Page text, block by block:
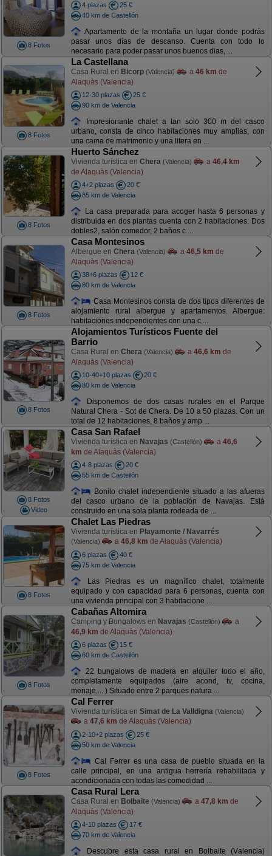
8 Fotos
4 plazas
25 €
40 km de Castellón
Apartamento de la montaña un lugar donde podrás
pasar unos días de descanso. Cuenta con todo lo
necesario para poder pasar unos buenos dias, ...
8 Fotos
La Castellana
Casa Rural en Bicorp (Valencia) a 46 km de
Alaquàs (Valencia)
12-30 plazas
25 €
90 km de Valencia
Impresionante chalet a tan solo 300 m del casco
urbano, consta de cinco habitaciones muy amplias, con
una cama de matrimonio y una litera en ...
8 Fotos
Huerto Sánchez
Vivienda turística en Chera (Valencia) a 46,4 km
de Alaquàs (Valencia)
4+2 plazas
20 €
85 km de Valencia
La casa preparada para acoger hasta 6 personas y
distribuida en dos plantas cuenta con 2 habitaciones: Dos
dobles2, salón comedor, 2 baños c ...
8 Fotos
Casa Montesinos
Albergue en Chera (Valencia) a 46,5 km de
Alaquàs (Valencia)
38+6 plazas
12 €
80 km de Valencia
Casa Montesinos consta de dos tipos diferentes de
alojamiento rural albergue y apartamentos. Albergue:
habitaciones independientes con una c ...
8 Fotos
Alojamientos Turísticos Fuente del
Barrio
Casa Rural en Chera (Valencia) a 46,6 km de
Alaquàs (Valencia)
10-40+10 plazas
20 €
80 km de Valencia
Disponemos de dos casas rurales en el Parque
Natural Chera - Sot de Chera. De 10 a 50 plazas. Con un
total de 12 habitaciones, 8 baños y amp ...
8 Fotos
Video
Casa San Rafael
Vivienda turística en Navajas (Castellón) a 46,6
km de Alaquàs (Valencia)
4-8 plazas
20 €
55 km de Castellón
Bonito chalet independiente situado a las afueras
del casco urbano de la población de Navajas. Está
construido en una sola planta rodeada de ...
8 Fotos
Chalet Las Piedras
Vivienda turística en Playamonte / Navarrés
(Valencia) a 46,8 km de Alaquàs (Valencia)
6 plazas
40 €
75 km de Valencia
Las Piedras es un magnífico chalet, totalmente
equipado y con capacidad para 6 personas, cuenta con
una vivienda principal con 3 habitacione ...
8 Fotos
Cabañas Altomira
Camping y Bungalows en Navajas (Castellón)
a
46,9 km de Alaquàs (Valencia)
6 plazas
15 €
60 km de Castellón
22 bungalows de madera en alquiler todo el año,
completamente equipados (aire acond, tv, cocina,
menaje,... ) Situado entre 2 parques natura ...
8 Fotos
Cal Ferrer
Vivienda turística en Simat de La Valldigna (Valencia)
a 47,6 km de Alaquàs (Valencia)
2-10+2 plazas
25 €
50 km de Valencia
Cal Ferrer es una casa de pueblo situada en la
calle principal, en una antigua herrería rehabilitada y
acondicionada con todas las comodidad ...
Casa Rural Lera
Casa Rural en Bolbaite (Valencia) a 47,8 km de
Alaquàs (Valencia)
4-10 plazas
17 €
70 km de Valencia
Descubre esta casa rural en Bolbaite (Valencia)